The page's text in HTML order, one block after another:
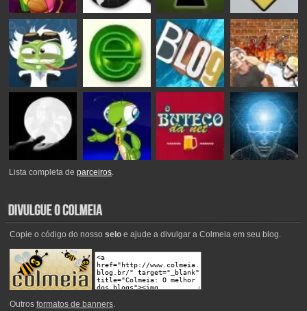
Lista completa deparceiros.
Copie o código do nosso seloe ajude a divulgar a Colmeia em seu blog.
Outros formatos de banners.